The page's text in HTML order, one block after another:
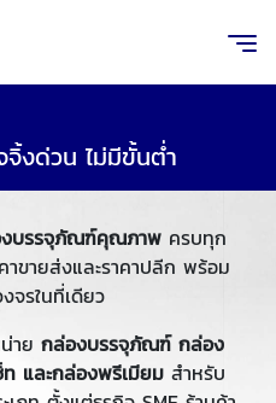
งด่วน ไม่มีขั้นต่ำ
บรรจุภัณฑ์คุณภาพครบทุก
าขายส่งและราคาปลีก พร้อม
จรในที่เดียว
าย กล่องบรรจุภัณฑ์ กล่อง
และกล่องพรีเมียม สำหรับ